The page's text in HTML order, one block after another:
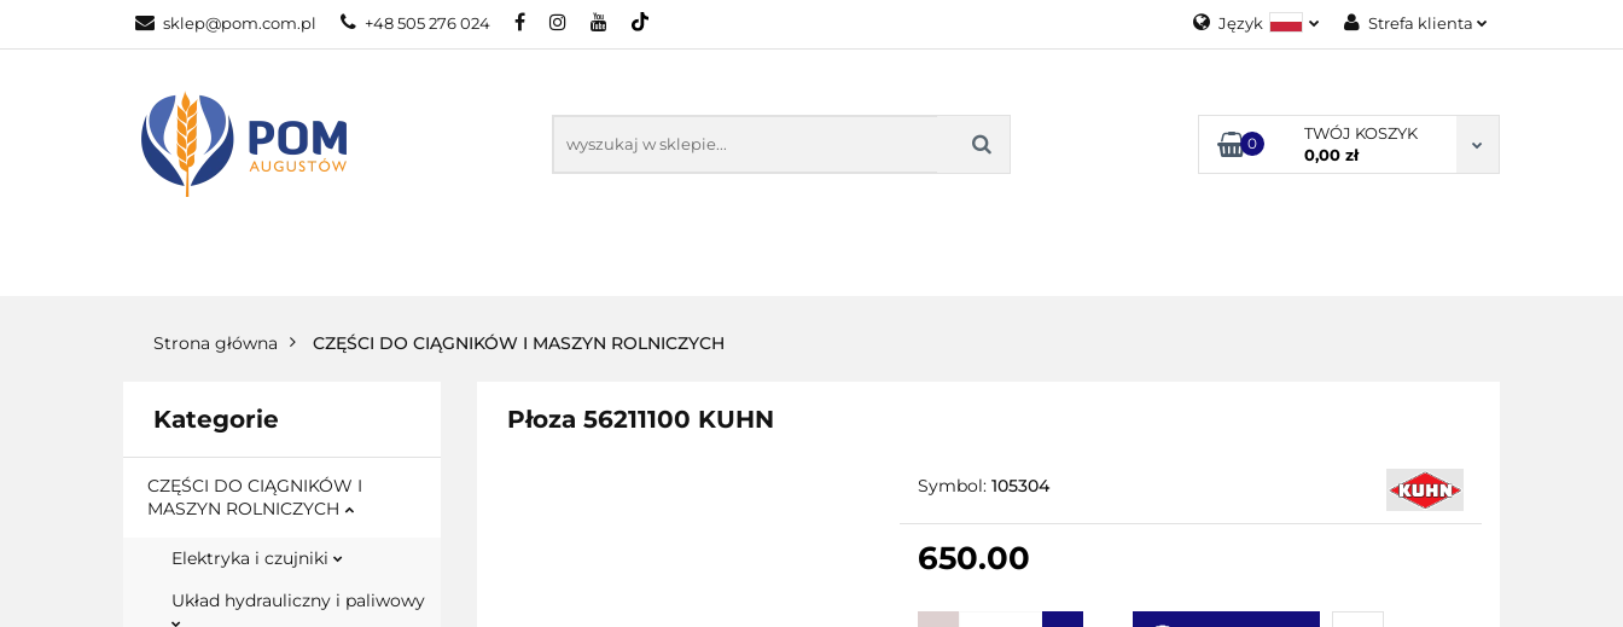
sklep@pom.com.pl +48 505 276 024 Język
English
Strefa klienta
Załóż konto
Dodaj zgłoszenie
0
TWÓJ KOSZYK
0,00 zł
Strona główna CZĘŚCI DO CIĄGNIKÓW I MASZYN ROLNICZYCH
Kategorie
CZĘŚCI DO CIĄGNIKÓW I
MASZYN ROLNICZYCH
Elektryka i czujniki
Układ hydrauliczny i paliwowy
Płoza 56211100 KUHN
Symbol:105304
650.00